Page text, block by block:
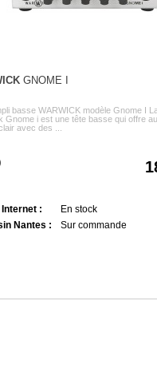
GNOME I
basse WARWICK modèle Gnome I
Gnome i est une tête basse qui offre
avec des ...
:
En stock
Nantes :
Sur commande